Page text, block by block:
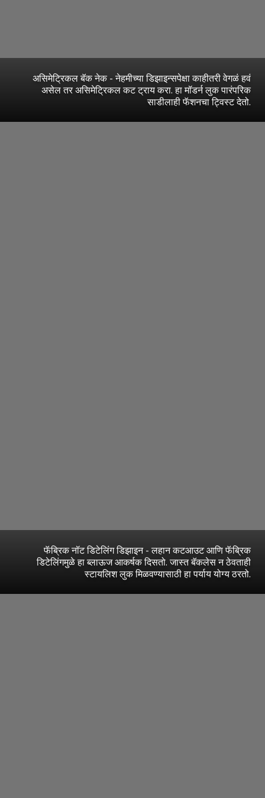
असिमेट्रिकल बॅक नेक - नेहमीच्या डिझाइन्सपेक्षा काहीतरी वेगळं हवं
असेल तर असिमेट्रिकल कट ट्राय करा. हा मॉडर्न लुक पारंपरिक
साडीलाही फॅशनचा ट्विस्ट देतो.
फॅब्रिक नॉट डिटेलिंग डिझाइन - लहान कटआउट आणि फॅब्रिक
डिटेलिंगमुळे हा ब्लाऊज आकर्षक दिसतो. जास्त बॅकलेस न ठेवताही
स्टायलिश लुक मिळवण्यासाठी हा पर्याय योग्य ठरतो.